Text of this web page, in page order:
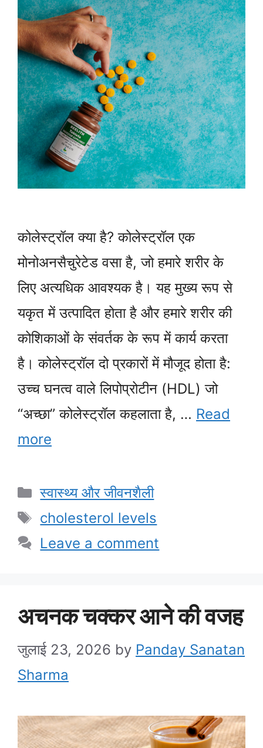
कोलेस्ट्रॉल क्या है? कोलेस्ट्रॉल एक
मोनोअनसैचुरेटेड वसा है, जो हमारे शरीर के
लिए अत्यधिक आवश्यक है। यह मुख्य रूप से
यकृत में उत्पादित होता है और हमारे शरीर की
कोशिकाओं के संवर्तक के रूप में कार्य करता
है। कोलेस्ट्रॉल दो प्रकारों में मौजूद होता है:
उच्च घनत्व वाले लिपोप्रोटीन (HDL) जो
“अच्छा” कोलेस्ट्रॉल कहलाता है, … Read
more
Categories
स्वास्थ्य और जीवनशैली
Tags
cholesterol levels
Leave a comment
अचनक चक्कर आने की वजह
जुलाई 23, 2026 by Panday Sanatan
Sharma